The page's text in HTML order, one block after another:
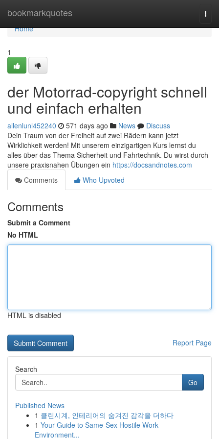
bookmarkquotes
Home
Home
1
der Motorrad-copyright schnell
und einfach erhalten
allenlunl452240 571 days ago News
Discuss
Dein Traum von der Freiheit auf zwei Rädern kann jetzt
Wirklichkeit werden! Mit unserem einzigartigen Kurs lernst du
alles über das Thema Sicherheit und Fahrtechnik. Du wirst durch
unsere praxisnahen Übungen ein https://docsandnotes.com
Comments
Who Upvoted
Comments
Submit a Comment
No HTML
HTML is disabled
Report Page
Search
Go
Published News
1 클린시계, 인테리어의 숨겨진 감각을 더하다
1 Your Guide to Same-Sex Hostile Work
Environment...